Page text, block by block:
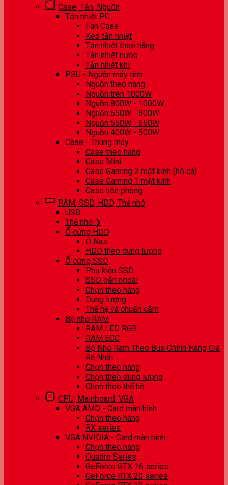
Case, Tản, Nguồn
Tản nhiệt PC
Fan Case
Keo tản nhiệt
Tản nhiệt theo hãng
Tản nhiệt nước
Tản nhiệt khí
PSU - Nguồn máy tính
Nguồn theo hãng
Nguồn trên 1000W
Nguồn 800W - 1000W
Nguồn 650W - 800W
Nguồn 550W - 650W
Nguồn 400W - 500W
Case - Thùng máy
Case theo hãng
Case Mini
Case Gaming 2 mặt kính (hồ cá)
Case Gaming 1 mặt kính
Case văn phòng
RAM, SSD, HDD, Thẻ nhớ
USB
Thẻ nhớ ❯
Ổ cứng HDD
Ổ Nas
HDD theo dung lượng
Ổ cứng SSD
Phụ kiện SSD
SSD gắn ngoài
Chọn theo hãng
Dung lượng
Thế hệ và chuẩn cắm
Bộ nhớ RAM
RAM LED RGB
RAM ECC
Bộ Nhớ Ram Theo Bus Chính Hãng Giá
Rẻ Nhất
Chọn theo hãng
Chọn theo dung lượng
Chọn theo thế hệ
CPU, Mainboard, VGA
VGA AMD - Card màn hình
Chọn theo hãng
RX series
VGA NVIDIA - Card màn hình
Chọn theo hãng
Quadro Series
GeForce GTX 16 series
GeForce RTX 20 series